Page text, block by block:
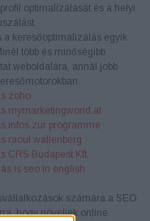
optimalizálását és a helyi
a keresőoptimalizálás egyik
több és minőségibb
weboldalára, annál jobb
zoho
mymarketingworld.at
infos zur programme
raoul wallenberg
CRS Budapest Kft.
is seo in english
számára a SEO
hogy növeljék online